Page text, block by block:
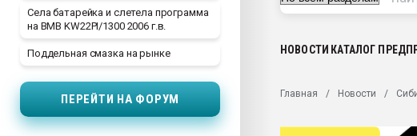
Села батарейка и слетела программа
на BMB KW22PI/1300 2006 г.в.
Поддельная смазка на рынке
ПЕРЕЙТИ НА ФОРУМ
29.07.2026 ФРП помог "Ижевскому
Вакуум-формовочные машины:
НОВОСТИ КАТАЛОГ
Главная Новости